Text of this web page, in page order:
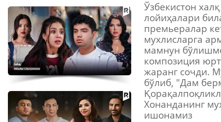
Ўзбекистон
лойиҳалари
премьералар
мухлисларга
мамнун
композиция
жаранг сочди.
бўлиб, "Дам
Хонанданинг
ишонамиз